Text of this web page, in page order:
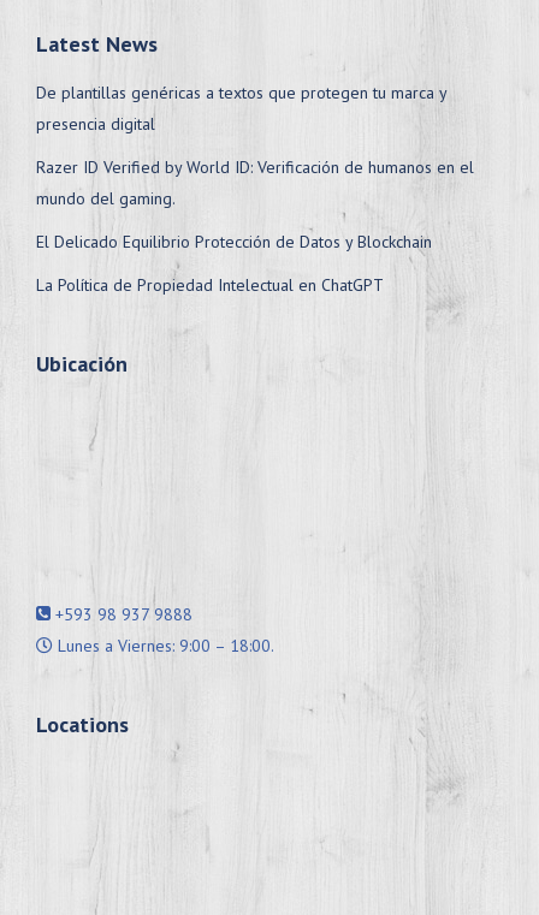
Latest News
De plantillas genéricas a textos que protegen tu marca y
presencia digital
Razer ID Verified by World ID: Verificación de humanos en el
mundo del gaming.
El Delicado Equilibrio Protección de Datos y Blockchain
La Política de Propiedad Intelectual en ChatGPT
Ubicación
+593 98 937 9888
Lunes a Viernes: 9:00 – 18:00.
Locations